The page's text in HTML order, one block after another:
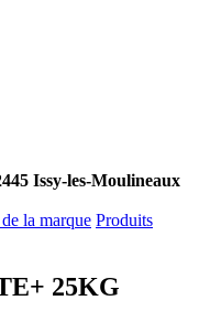
Issy-les-Moulineaux
la marque Produits
25KG